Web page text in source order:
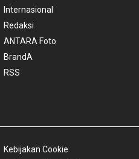
Internasional
Redaksi
ANTARA Foto
BrandA
RSS
Kebijakan Cookie